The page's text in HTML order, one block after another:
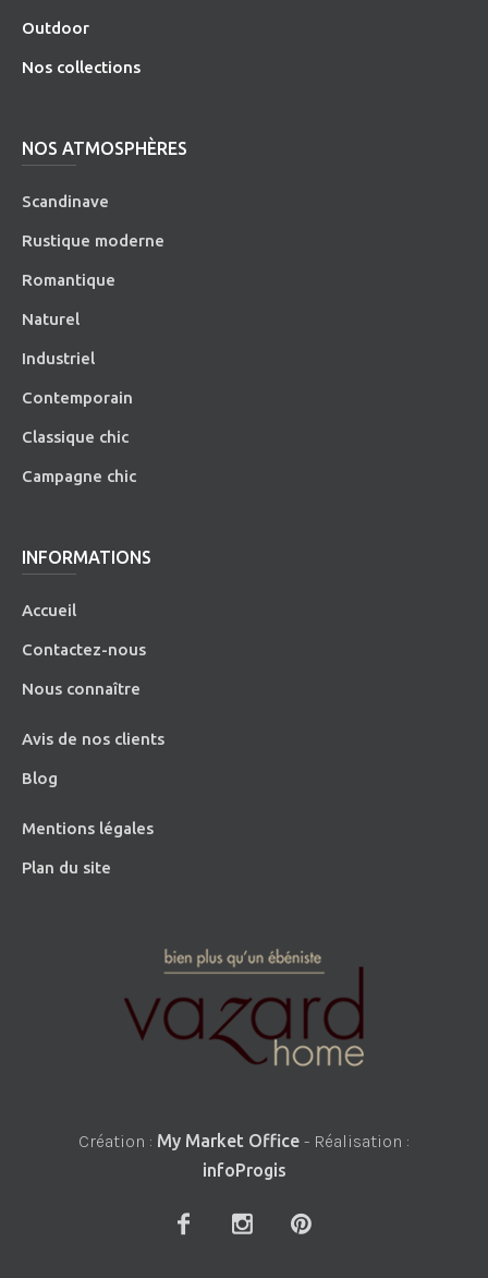
Outdoor
Nos collections
NOS ATMOSPHÈRES
Scandinave
Rustique moderne
Romantique
Naturel
Industriel
Contemporain
Classique chic
Campagne chic
INFORMATIONS
Accueil
Contactez-nous
Nous connaître
Avis de nos clients
Blog
Mentions légales
Plan du site
Création : My Market Office - Réalisation :
infoProgis